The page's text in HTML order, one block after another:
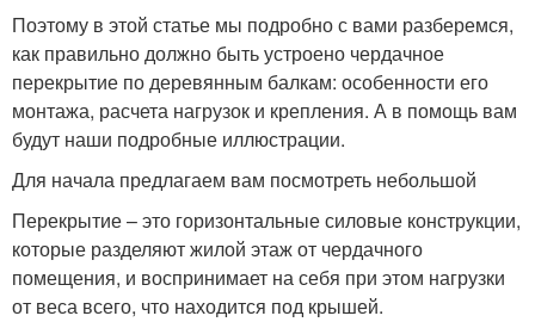
Поэтому в этой статье мы подробно с вами разберемся,
как правильно должно быть устроено чердачное
перекрытие по деревянным балкам: особенности его
монтажа, расчета нагрузок и крепления. А в помощь вам
будут наши подробные иллюстрации.
Для начала предлагаем вам посмотреть небольшой
Перекрытие – это горизонтальные силовые конструкции,
которые разделяют жилой этаж от чердачного
помещения, и воспринимает на себя при этом нагрузки
от веса всего, что находится под крышей.